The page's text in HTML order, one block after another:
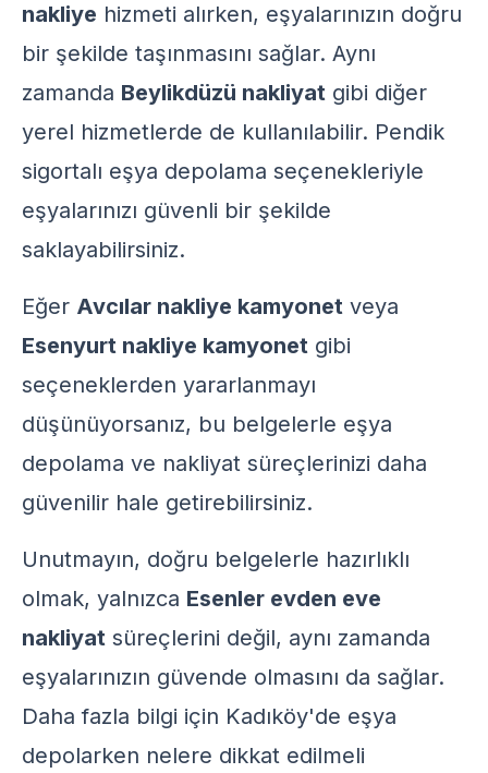
nakliye hizmeti alırken, eşyalarınızın doğru
bir şekilde taşınmasını sağlar. Aynı
zamanda Beylikdüzü nakliyat gibi diğer
yerel hizmetlerde de kullanılabilir. Pendik
sigortalı eşya depolama seçenekleriyle
eşyalarınızı güvenli bir şekilde
saklayabilirsiniz.
Eğer Avcılar nakliye kamyonet veya
Esenyurt nakliye kamyonet gibi
seçeneklerden yararlanmayı
düşünüyorsanız, bu belgelerle eşya
depolama ve nakliyat süreçlerinizi daha
güvenilir hale getirebilirsiniz.
Unutmayın, doğru belgelerle hazırlıklı
olmak, yalnızca Esenler evden eve
nakliyat süreçlerini değil, aynı zamanda
eşyalarınızın güvende olmasını da sağlar.
Daha fazla bilgi için Kadıköy'de eşya
depolarken nelere dikkat edilmeli